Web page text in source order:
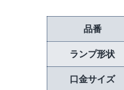
品番
ランプ形状
口金サイズ